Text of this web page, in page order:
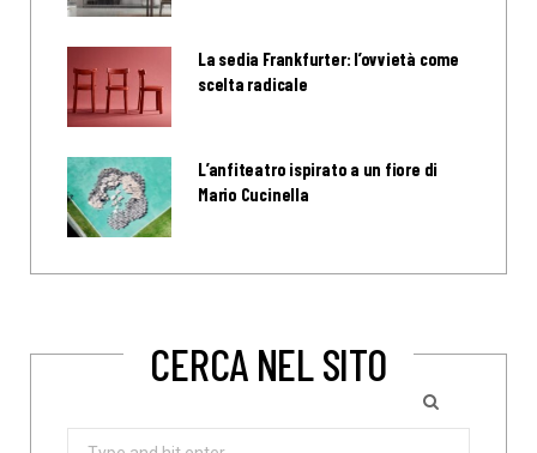
La sedia Frankfurter: l’ovvietà come
scelta radicale
L’anfiteatro ispirato a un fiore di
Mario Cucinella
CERCA NEL SITO
Search